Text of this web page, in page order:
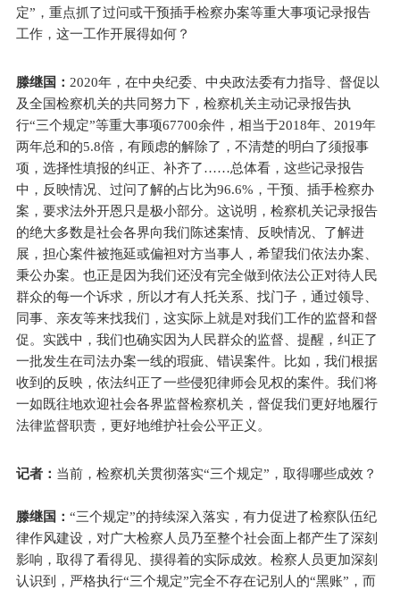
定”，重点抓了过问或干预插手检察办案等重大事项记录报告
工作，这一工作开展得如何？
滕继国： 2020年，在中央纪委、中央政法委有力指导、督促以
及全国检察机关的共同努力下，检察机关主动记录报告执
行“三个规定”等重大事项67700余件，相当于2018年、2019年
两年总和的5.8倍，有顾虑的解除了，不清楚的明白了须报事
项，选择性填报的纠正、补齐了……总体看，这些记录报告
中，反映情况、过问了解的占比为96.6%，干预、插手检察办
案，要求法外开恩只是极小部分。这说明，检察机关记录报告
的绝大多数是社会各界向我们陈述案情、反映情况、了解进
展，担心案件被拖延或偏袒对方当事人，希望我们依法办案、
秉公办案。也正是因为我们还没有完全做到依法公正对待人民
群众的每一个诉求，所以才有人托关系、找门子，通过领导、
同事、亲友等来找我们，这实际上就是对我们工作的监督和督
促。实践中，我们也确实因为人民群众的监督、提醒，纠正了
一批发生在司法办案一线的瑕疵、错误案件。比如，我们根据
收到的反映，依法纠正了一些侵犯律师会见权的案件。我们将
一如既往地欢迎社会各界监督检察机关，督促我们更好地履行
法律监督职责，更好地维护社会公平正义。
记者： 当前，检察机关贯彻落实“三个规定”，取得哪些成效？
滕继国：“三个规定”的持续深入落实，有力促进了检察队伍纪
律作风建设，对广大检察人员乃至整个社会面上都产生了深刻
影响，取得了看得见、摸得着的实际成效。检察人员更加深刻
认识到，严格执行“三个规定”完全不存在记别人的“黑账”，而